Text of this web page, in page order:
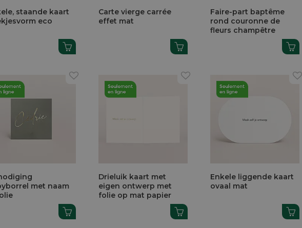
staande kaart
eco
Carte vierge carrée
effet mat
Faire-part baptême
rond couronne de
fleurs champêtre
met naam
Drieluik kaart met
eigen ontwerp met
folie op mat papier
Enkele liggende kaart
ovaal mat